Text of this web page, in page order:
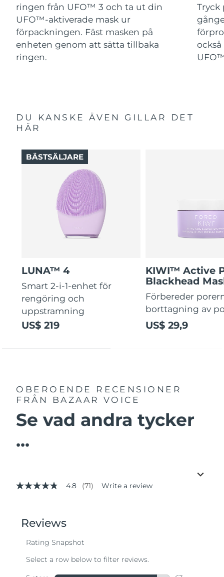
ringen från UFO™ 3 och ta ut din
UFO™-aktiverade mask ur
förpackningen. Fäst masken på
enheten genom att sätta tillbaka
ringen.
Tryck
DU KANSKE ÄVEN GILLAR DET
HÄR
LUNA™ 4
Smart 2-i-1-enhet för
rengöring och
uppstramning
US$ 219
BÄSTSÄLJARE
KIWI™ Active
Blackhead
Förbereder
borttagning av
US$ 29,9
OBEROENDE RECENSIONER
FRÅN BAZAAR VOICE
Se vad andra tycker
...
4.8
stars,
average
value.
4.8 (71) Write a review